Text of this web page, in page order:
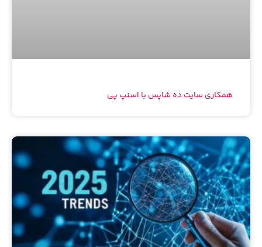
همکاری سایت ده شاپس با اسنپ پی